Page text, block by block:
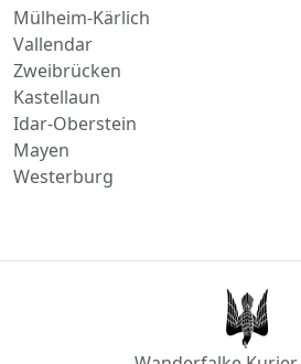
Vallendar
Zweibrücken
Kastellaun
Idar-Oberstein
Mayen
Westerburg
Wanderfalke Kurier